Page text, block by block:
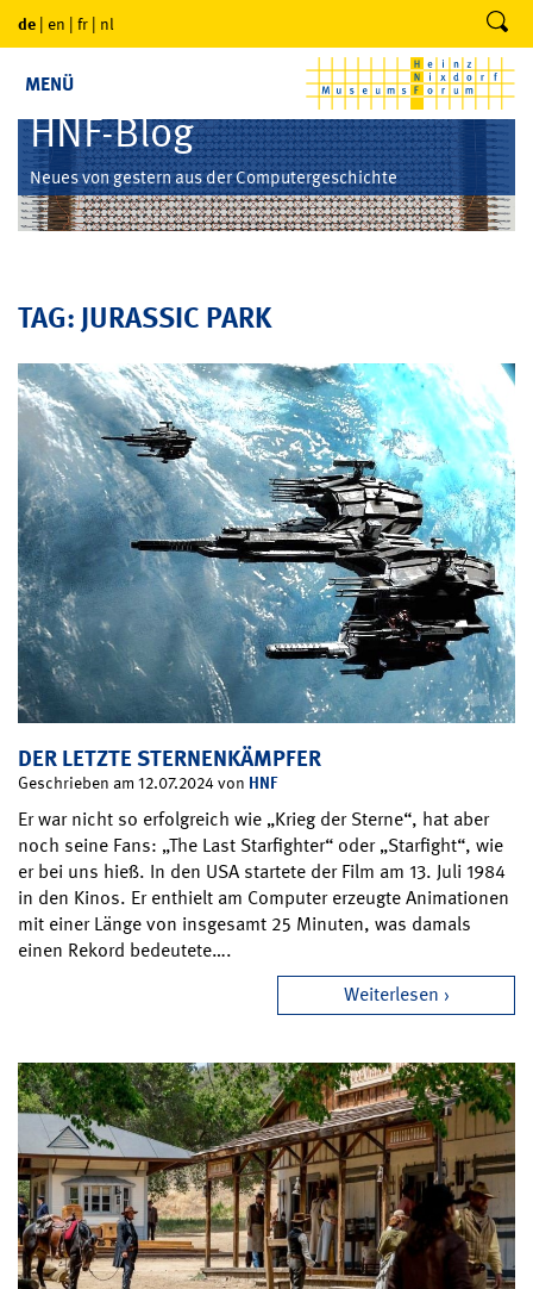
de | en | fr | nl
MENÜ
HNF-Blog
Neues von gestern aus der Computergeschichte
TAG: JURASSIC PARK
DER LETZTE STERNENKÄMPFER
Geschrieben am 12.07.2024 von HNF
Er war nicht so erfolgreich wie „Krieg der Sterne“, hat aber
noch seine Fans: „The Last Starfighter“ oder „Starfight“, wie
er bei uns hieß. In den USA startete der Film am 13. Juli 1984
in den Kinos. Er enthielt am Computer erzeugte Animationen
mit einer Länge von insgesamt 25 Minuten, was damals
einen Rekord bedeutete….
Weiterlesen